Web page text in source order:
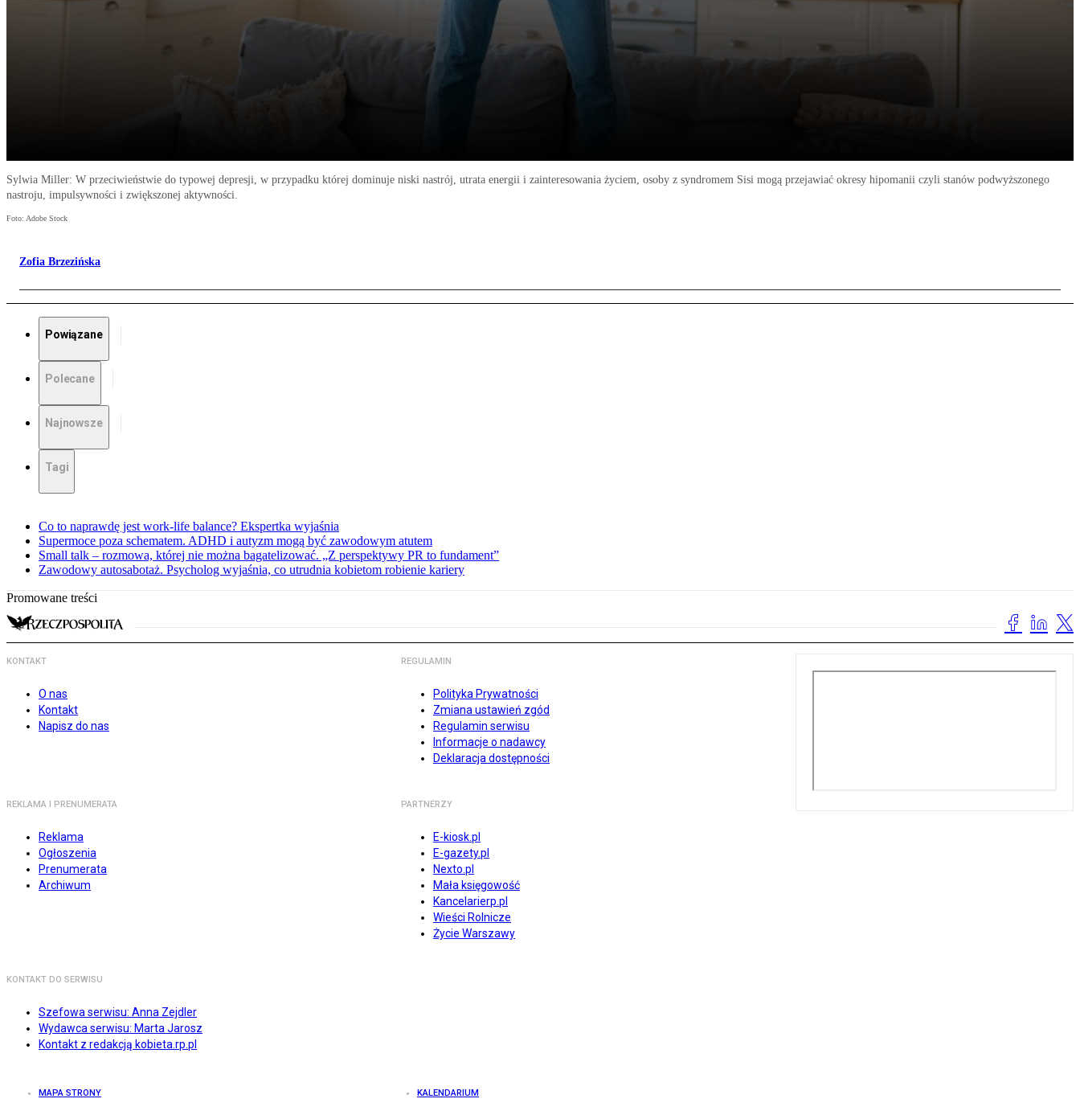
Sylwia Miller: W przeciwieństwie do typowej depresji, w przypadku której dominuje niski nastrój, utrata energii i zainteresowania życiem, osoby z syndromem Sisi mogą przejawiać okresy hipomanii czyli stanów podwyższonego
nastroju, impulsywności i zwiększonej aktywności.
Foto: Adobe Stock
Zofia Brzezińska
Powiązane
Polecane
Najnowsze
Tagi
Co to naprawdę jest work-life balance? Ekspertka wyjaśnia
Supermoce poza schematem. ADHD i autyzm mogą być zawodowym atutem
Small talk – rozmowa, której nie można bagatelizować. „Z perspektywy PR to fundament”
Zawodowy autosabotaż. Psycholog wyjaśnia, co utrudnia kobietom robienie kariery
Promowane treści
KONTAKT
O nas
Kontakt
Napisz do nas
REGULAMIN
Polityka Prywatności
Zmiana ustawień zgód
Regulamin serwisu
Informacje o nadawcy
Deklaracja dostępności
REKLAMA I PRENUMERATA
Reklama
Ogłoszenia
Prenumerata
Archiwum
PARTNERZY
E-kiosk.pl
E-gazety.pl
Nexto.pl
Mała księgowość
Kancelarierp.pl
Wieści Rolnicze
Życie Warszawy
KONTAKT DO SERWISU
Szefowa serwisu: Anna Zejdler
Wydawca serwisu: Marta Jarosz
Kontakt z redakcją kobieta.rp.pl
MAPA STRONY KALENDARIUM